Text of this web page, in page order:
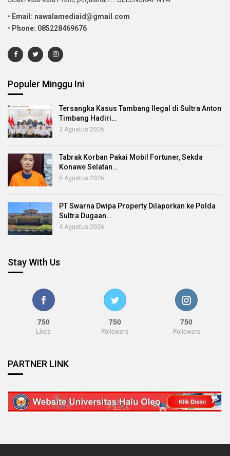
• Email: nawalamediaid@gmail.com
• Phone: 085228469676
Populer Minggu Ini
Tersangka Kasus Tambang Ilegal di Sultra Anton
Timbang Hadiri…
3 Agustus 2026
Tabrak Korban Pakai Mobil Fortuner, Sekda
Konawe Selatan…
5 Agustus 2026
PT Swarna Dwipa Property Dilaporkan ke Polda
Sultra Dugaan…
4 Agustus 2026
Stay With Us
750
Likes
750
Followers
750
Followers
PARTNER LINK